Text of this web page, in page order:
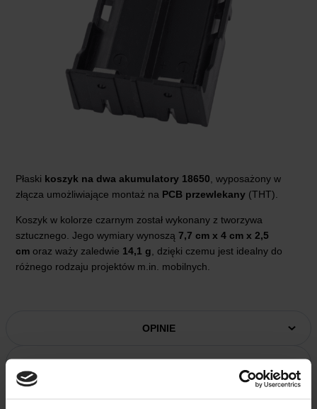
Płaski koszyk na dwa akumulatory 18650 , wyposażony w
złącza umożliwiające montaż na PCB przewlekany (THT).
Koszyk w kolorze czarnym został wykonany z tworzywa
sztucznego. Jego wymiary wynoszą 7,7 cm x 4 cm x 2,5
cm oraz waży zaledwie 14,1 g , dzięki czemu jest idealny do
różnego rodzaju projektów m.in. mobilnych.
OPINIE
DOSTAWA